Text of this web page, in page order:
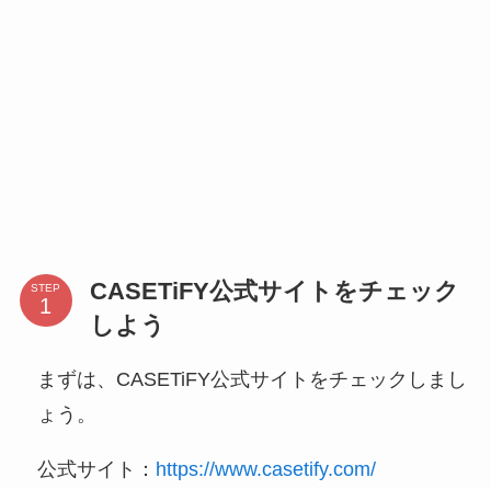
STEP
CASETiFY公式サイトをチェック
しよう
まずは、CASETiFY公式サイトをチェックしまし
ょう。
公式サイト： https://www.casetify.com/